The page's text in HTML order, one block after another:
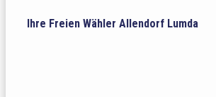
Ihre Freien Wähler Allendorf Lumda